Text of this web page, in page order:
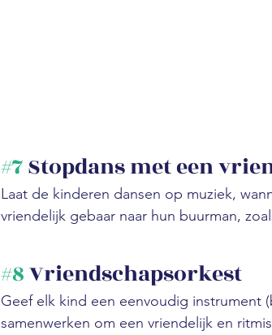
#7 Stopdans met een
Laat de kinderen dansen op muziek,
vriendelijk gebaar naar hun buurman,
#8 Vriendschapsorkest
Geef elk kind een eenvoudig instrument
samenwerken om een vriendelijk en